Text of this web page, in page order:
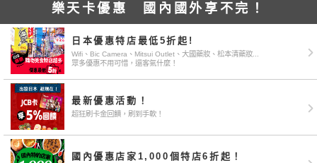
樂天卡優惠 國內國外享不完！
日本優惠特店最低5折起!
Wifi、Bic Camera、Mitsui Outlet、大國藥妝、松本清藥妝...
眾多優惠不用可惜，還客氣什麼！
最新優惠活動！
超狂刷卡金回饋，刷到手軟！
國內優惠店家1,000個特店6折起！